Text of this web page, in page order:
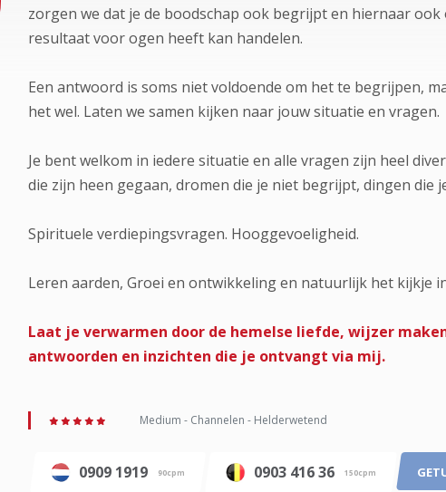
zorgen we dat je de boodschap ook begrijpt en hiernaar
resultaat voor ogen heeft kan handelen.
Een antwoord is soms niet voldoende om het te begrijpen,
het wel. Laten we samen kijken naar jouw situatie en vragen.
Je bent welkom in iedere situatie en alle vragen zijn heel
die zijn heen gegaan, dromen die je niet begrijpt, dingen die
Spirituele verdiepingsvragen. Hooggevoeligheid.
Leren aarden, Groei en ontwikkeling en natuurlijk het kijkje
Laat je verwarmen door de hemelse liefde, wijzer
antwoorden en inzichten die je ontvangt via mij.
Medium - Channelen - Helderwetend
0909 1919 90cpm 0903 416 36 150cpm